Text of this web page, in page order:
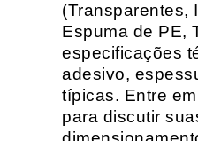
(Transparentes,
Espuma de PE,
especificações
adesivo,
típicas. Entre
para discutir